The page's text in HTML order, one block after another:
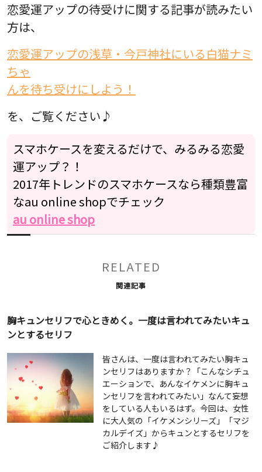
恋愛運アップの待受けに関する記事が読みたい
方は、
恋愛運アップの浅草・今戸神社にいる白猫ナミ
ちゃ
んを待ち受けにしよう！
を、ご覧ください♪
スマホケースを変えるだけで、みるみる恋愛
運アップ？！
2017年トレンドのスマホケースなら種類豊富
なau online shopでチェック
au online shop
RELATED
関連記事
胸キュンセリフで心ときめく。一度は言われてみたいキュ
ンとするセリフ
皆さんは、一度は言われてみたい胸キュ
ンセリフはありますか？「こんなシチュ
エーションで、あんなイケメンに胸キュ
ンセリフを言われてみたい」なんて妄想
をしている人もいるはず。今回は、女性
に大人気の「イケメンシリーズ」「マジ
カルデイズ」からキュンとするセリフを
ご紹介します♪